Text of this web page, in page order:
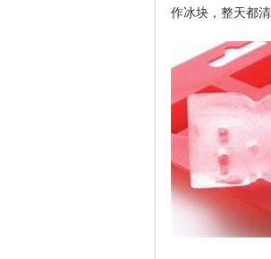
作冰块，整天都